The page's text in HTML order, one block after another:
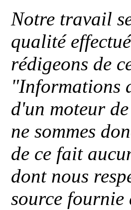
Notre travail
qualité
rédigeons de
"Informations
d'un moteur
ne sommes
de ce fait
dont nous
source fournie